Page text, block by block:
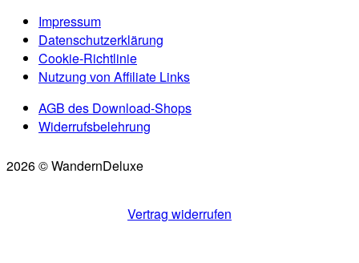
Impressum
Datenschutzerklärung
Cookie-Richtlinie
Nutzung von Affiliate Links
AGB des Download-Shops
Widerrufsbelehrung
2026 © WandernDeluxe
Vertrag widerrufen